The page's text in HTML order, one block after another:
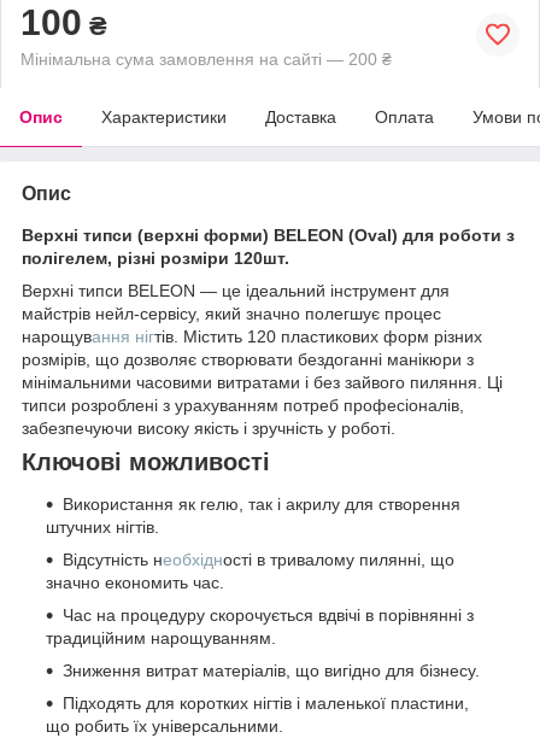
100 ₴
Мінімальна сума замовлення на сайті — 200 ₴
Опис Характеристики Доставка Оплата Умови
Опис
Верхні типси (верхні форми) BELEON (Oval) для роботи з
полігелем, різні розміри 120шт.
Верхні типси BELEON — це ідеальний інструмент для
майстрів нейл-сервісу, який значно полегшує процес
нарощування нігтів. Містить 120 пластикових форм різних
розмірів, що дозволяє створювати бездоганні манікюри з
мінімальними часовими витратами і без зайвого пиляння. Ці
типси розроблені з урахуванням потреб професіоналів,
забезпечуючи високу якість і зручність у роботі.
Ключові можливості
Використання як гелю, так і акрилу для створення
штучних нігтів.
Відсутність необхідності в тривалому пилянні, що
значно економить час.
Час на процедуру скорочується вдвічі в порівнянні з
традиційним нарощуванням.
Зниження витрат матеріалів, що вигідно для бізнесу.
Підходять для коротких нігтів і маленької пластини,
що робить їх універсальними.